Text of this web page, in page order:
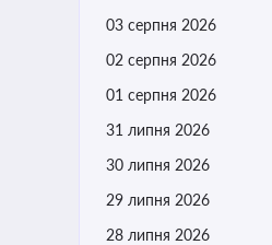
03 серпня 2026
02 серпня 2026
01 серпня 2026
31 липня 2026
30 липня 2026
29 липня 2026
28 липня 2026